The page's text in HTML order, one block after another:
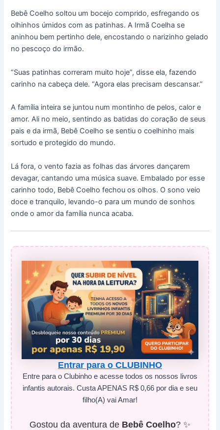
Bebê Coelho soltou um bocejo comprido, esfregando os
olhinhos úmidos com as patinhas. A Irmã Coelha se
aninhou bem pertinho dele, encostando o narizinho gelado
no pescoço do irmão.
“Suas patinhas correram muito hoje”, disse ela, fazendo
carinho na cabeça dele. “Agora elas precisam descansar.”
A família inteira se juntou num montinho de pelos, calor e
amor. Ali no meio, sentindo as batidas do coração de seus
pais e da irmã, Bebê Coelho se sentiu o coelhinho mais
sortudo e protegido do mundo.
Lá fora, o vento fazia as folhas das árvores dançarem
devagar, cantando uma música suave. Embalado por esse
carinho todo, Bebê Coelho fechou os olhos. O sono veio
doce e tranquilo, levando-o para um mundo de sonhos
onde o amor da família nunca acaba.
Entrar para o CLUBINHO
Entre para o Clubinho e acesse todos os nossos livros
infantis autorais. Custa APENAS R$ 0,66 por dia e seu
filho(A) vai Amar!
Gostou da aventura de Bebê Coelho? ✨